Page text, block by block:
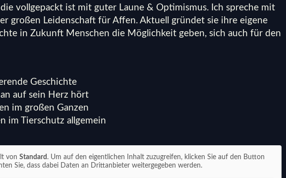
vollgepackt ist mit guter Laune & Optimismus. Ich spreche mit
großen Leidenschaft für Affen. Aktuell gründet sie ihre eigene
in Zukunft Menschen die Möglichkeit geben, sich auch für den
Geschichte
auf sein Herz hört
im großen Ganzen
im Tierschutz allgemein
von Standard . Um auf den eigentlichen Inhalt zuzugreifen, klicken Sie auf den Button
Sie, dass dabei Daten an Drittanbieter weitergegeben werden.